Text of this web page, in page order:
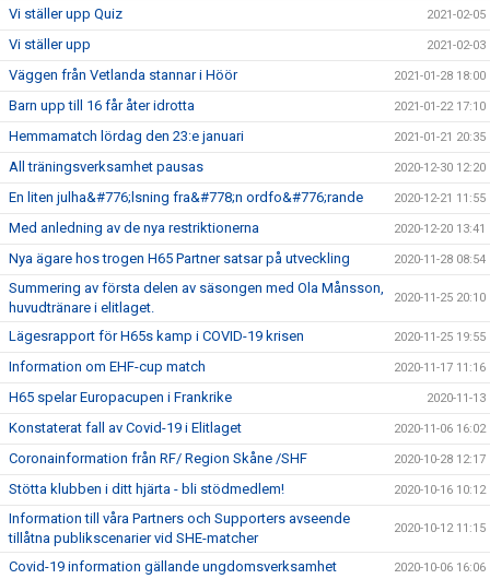
Vi ställer upp Quiz 2021-02-05
Vi ställer upp 2021-02-03
Väggen från Vetlanda stannar i Höör 2021-01-28 18:00
Barn upp till 16 får åter idrotta 2021-01-22 17:10
Hemmamatch lördag den 23:e januari 2021-01-21 20:35
All träningsverksamhet pausas 2020-12-30 12:20
En liten julha&#776;lsning fra&#778;n ordfo&#776;rande 2020-12-21 11:55
Med anledning av de nya restriktionerna 2020-12-20 13:41
Nya ägare hos trogen H65 Partner satsar på utveckling 2020-11-28 08:54
Summering av första delen av säsongen med Ola Månsson,
huvudtränare i elitlaget.
2020-11-25 20:10
Lägesrapport för H65s kamp i COVID-19 krisen 2020-11-25 19:55
Information om EHF-cup match 2020-11-17 11:16
H65 spelar Europacupen i Frankrike 2020-11-13
Konstaterat fall av Covid-19 i Elitlaget 2020-11-06 16:02
Coronainformation från RF/ Region Skåne /SHF 2020-10-28 12:17
Stötta klubben i ditt hjärta - bli stödmedlem! 2020-10-16 10:12
Information till våra Partners och Supporters avseende
tillåtna publikscenarier vid SHE-matcher
2020-10-12 11:15
Covid-19 information gällande ungdomsverksamhet 2020-10-06 16:06